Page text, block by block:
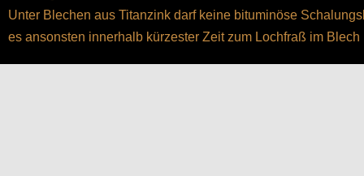
Unter Blechen aus Titanzink darf keine bituminöse
es ansonsten innerhalb kürzester Zeit zum Lochfraß im Blech